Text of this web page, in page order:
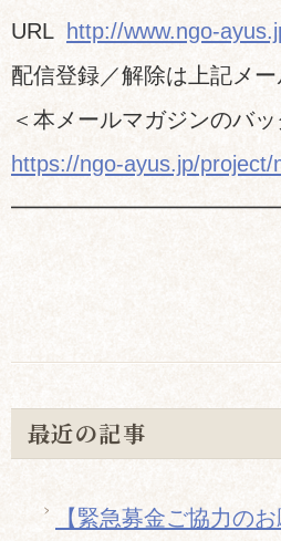
URL
http://www.ngo-
配信登録／解除は上記メ
＜本メールマガジンのバ
https://ngo-ayus.jp/project/
最近の記事
【緊急募金ご協力の